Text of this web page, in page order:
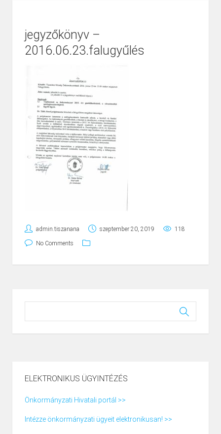
jegyzőkönyv –
2016.06.23.falugyűlés
admin.tiszanana szeptember 20, 2019 118
No Comments
ELEKTRONIKUS ÜGYINTÉZÉS
Önkormányzati Hivatali portál >>
Intézze önkormányzati ügyeit elektronikusan! >>